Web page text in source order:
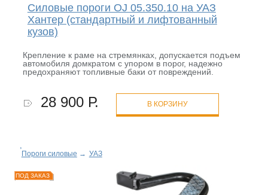
Силовые пороги OJ 05.350.10 на УАЗ
Хантер (стандартный и лифтованный
кузов)
Крепление к раме на стремянках, допускается подъем
автомобиля домкратом с упором в порог, надежно
предохраняют топливные баки от повреждений.
28 900 Р. В КОРЗИНУ
Пороги силовые → УАЗ
ПОД ЗАКАЗ